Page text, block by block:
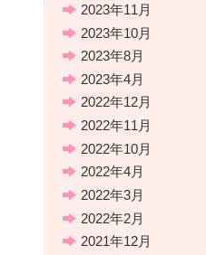
2023年11月
2023年10月
2023年8月
2023年4月
2022年12月
2022年11月
2022年10月
2022年4月
2022年3月
2022年2月
2021年12月